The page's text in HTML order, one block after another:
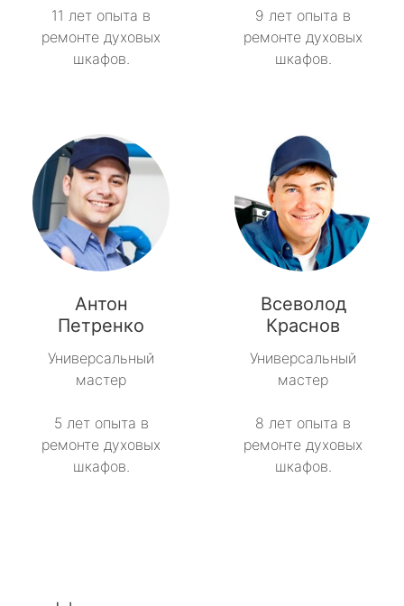
11 лет опыта в
ремонте духовых
шкафов.
9 лет опыта в
ремонте духовых
шкафов.
Антон
Петренко
Универсальный
мастер
5 лет опыта в
ремонте духовых
шкафов.
Всеволод
Краснов
Универсальный
мастер
8 лет опыта в
ремонте духовых
шкафов.